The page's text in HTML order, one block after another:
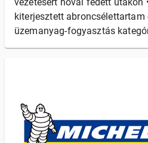
kiterjesztett abroncsélettartam
üzemanyag-fogyasztás